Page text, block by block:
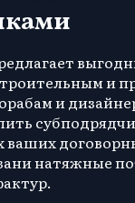
и
и
ваших
натяжные